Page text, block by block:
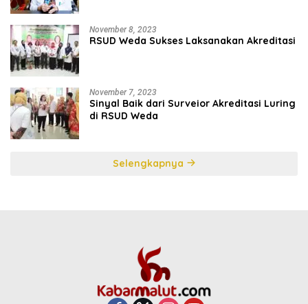
November 8, 2023
RSUD Weda Sukses Laksanakan Akreditasi
November 7, 2023
Sinyal Baik dari Surveior Akreditasi Luring
di RSUD Weda
Selengkapnya